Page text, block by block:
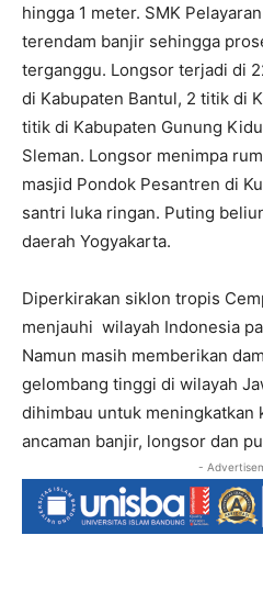
hingga 1 meter. SMK
terendam banjir sehingga
terganggu. Longsor terjadi di
di Kabupaten Bantul, 2 titik di
titik di Kabupaten Gunung
Sleman. Longsor menimpa
masjid Pondok Pesantren di
santri luka ringan. Puting
daerah Yogyakarta.
Diperkirakan siklon tropis
menjauhi wilayah Indonesia
Namun masih memberikan
gelombang tinggi di wilayah
dihimbau untuk meningkatkan
ancaman banjir, longsor dan
-